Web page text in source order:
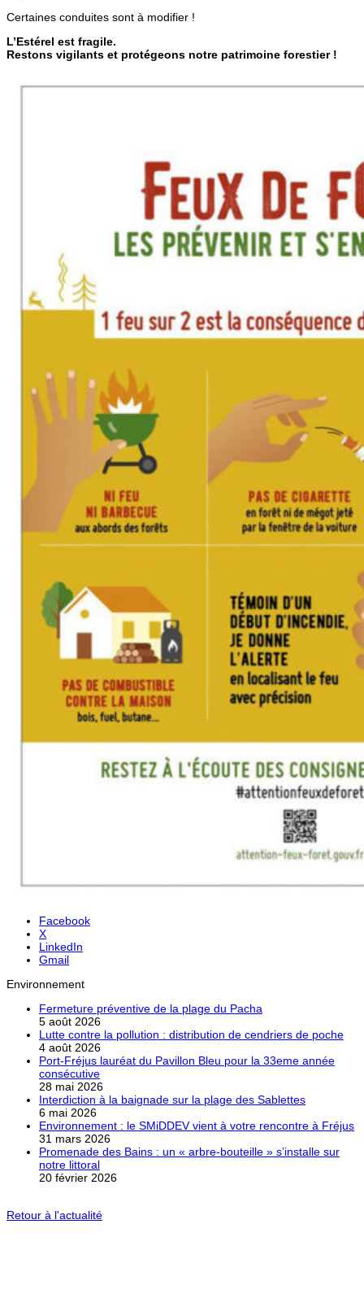
Certaines conduites sont à modifier !
L’Estérel est fragile.
Restons vigilants et protégeons notre patrimoine forestier !
Facebook
X
LinkedIn
Gmail
Environnement
Fermeture préventive de la plage du Pacha
5 août 2026
Lutte contre la pollution : distribution de cendriers de poche
4 août 2026
Port-Fréjus lauréat du Pavillon Bleu pour la 33eme année
consécutive
28 mai 2026
Interdiction à la baignade sur la plage des Sablettes
6 mai 2026
Environnement : le SMiDDEV vient à votre rencontre à Fréjus
31 mars 2026
Promenade des Bains : un « arbre-bouteille » s’installe sur
notre littoral
20 février 2026
Retour à l'actualité